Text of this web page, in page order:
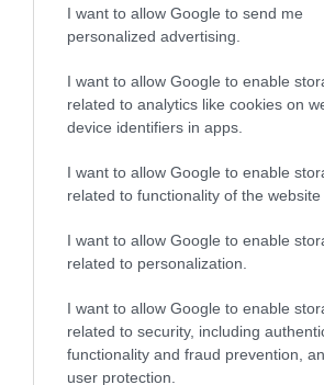
I want to allow Google to send me
personalized advertising.
I want to allow Google to enable
related to analytics like cookies on
device identifiers in apps.
I want to allow Google to enable
related to functionality of the website
I want to allow Google to enable
related to personalization.
I want to allow Google to enable
related to security, including
functionality and fraud prevention,
user protection.
hideget, zsibbadást vagy
csökken a szívverésed
A lefagyásra hajlamos emberek
formákat tapasztalhatják:
nyugodtnak érzik magukat
bezárkóznak vagy kerülik az
úgy érzik, hogy az élet
nehezen tudják
a fejükben lejátszódó
elszigetelődnek
gyorsan feladják